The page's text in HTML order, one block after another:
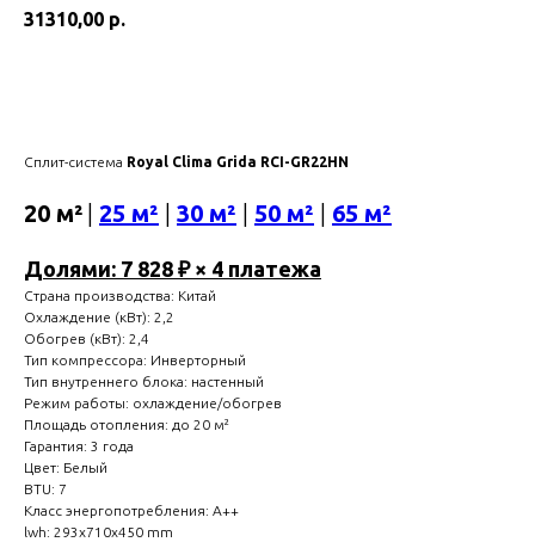
31310,00 р.
Сплит-система Royal Clima Grida RCI-GR22HN
20 м² 25 м² 30 м² 50 м² 65 м²
Долями: 7 828 ₽ × 4 платежа
Страна производства: Китай
Охлаждение (кВт): 2,2
Обогрев (кВт): 2,4
Тип компрессора: Инверторный
Тип внутреннего блока: настенный
Режим работы: охлаждение/обогрев
Площадь отопления: до 20 м²
Гарантия: 3 года
Цвет: Белый
BTU: 7
Класс энергопотребления: A++
lwh: 293x710x450 mm